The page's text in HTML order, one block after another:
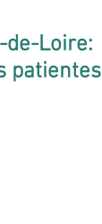
de-Loire:
patientes